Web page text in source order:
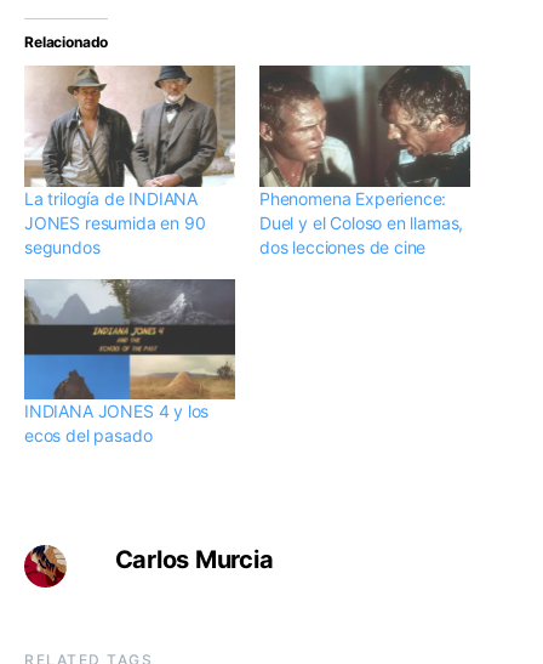
Relacionado
La trilogía de INDIANA
JONES resumida en 90
segundos
Phenomena Experience:
Duel y el Coloso en llamas,
dos lecciones de cine
INDIANA JONES 4 y los
ecos del pasado
Carlos Murcia
RELATED TAGS